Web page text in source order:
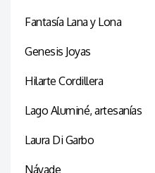
Fantasía Lana y Lona
Genesis Joyas
Hilarte Cordillera
Lago Aluminé, artesanías
Laura Di Garbo
Náyade